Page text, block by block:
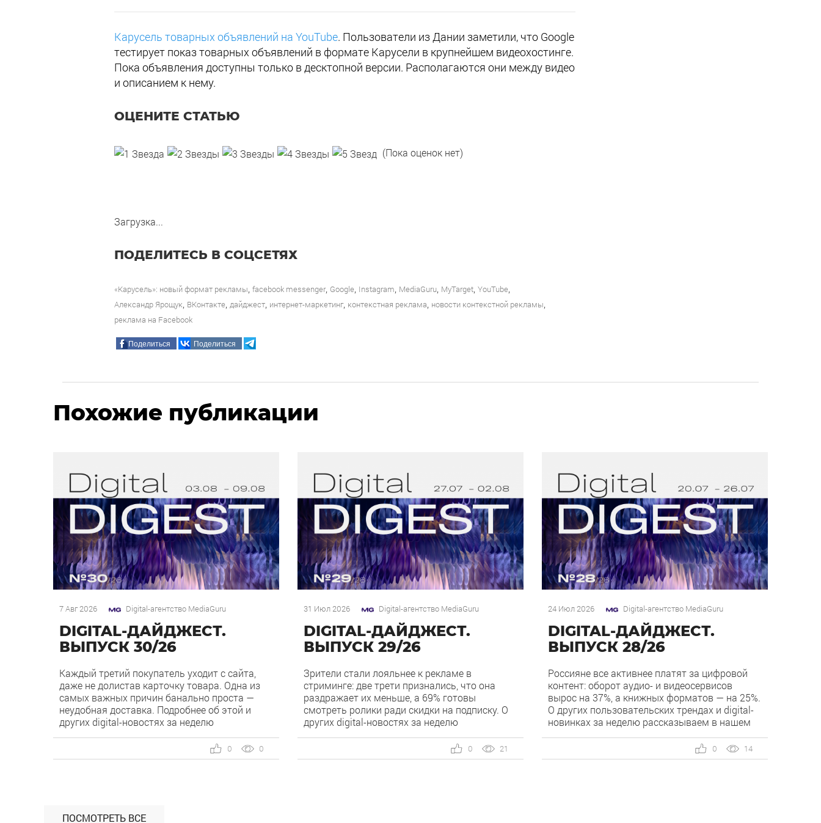
Карусель товарных объявлений на YouTube. Пользователи из Дании заметили, что Google
тестирует показ товарных объявлений в формате Карусели в крупнейшем видеохостинге.
Пока объявления доступны только в десктопной версии. Располагаются они между видео
и описанием к нему.
ОЦЕНИТЕ СТАТЬЮ
(Пока оценок нет)
Загрузка...
ПОДЕЛИТЕСЬ В СОЦСЕТЯХ
«Карусель»: новый формат рекламы facebook messenger, Google Instagram MediaGuru MyTarget YouTube
Александр Ярощук ВКонтакте дайджест интернет-маркетинг, контекстная реклама новости контекстной рекламы
реклама на Facebook
Поделиться Поделиться
Похожие публикации
7 Авг 2026 Digital-агентство MediaGuru
DIGITAL-ДАЙДЖЕСТ.
ВЫПУСК 30/26
Каждый третий покупатель уходит с сайта,
даже не долистав карточку товара. Одна из
самых важных причин банально проста —
неудобная доставка. Подробнее об этой и
других digital-новостях за неделю
MediaGuru и OSH by Урюк: низкий CPA в самом
дорогом гео страны. Агентство продвигает
0
0
31 Июл 2026 Digital-агентство MediaGuru
DIGITAL-ДАЙДЖЕСТ.
ВЫПУСК 29/26
Зрители стали лояльнее к рекламе в
стриминге: две трети признались, что она
раздражает их меньше, а 69% готовы
смотреть ролики ради скидки на подписку. О
других digital-новостях за неделю
Директ запустил бесплатный динамический
коллтрекинг. В Директе появился встроенный
21
0
24 Июл 2026 Digital-агентство MediaGuru
DIGITAL-ДАЙДЖЕСТ.
ВЫПУСК 28/26
Россияне все активнее платят за цифровой
контент: оборот аудио- и видеосервисов
вырос на 37%, а книжных форматов — на 25%.
О других пользовательских трендах и digital-
новинках за неделю рассказываем в нашем
формат в Рекламной сети Яндекса.
Рекламная сеть Яндекса запускает формат
14
0
ПОСМОТРЕТЬ ВСЕ